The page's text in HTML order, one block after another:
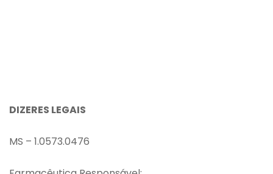
DIZERES LEGAIS
MS – 1.0573.0476